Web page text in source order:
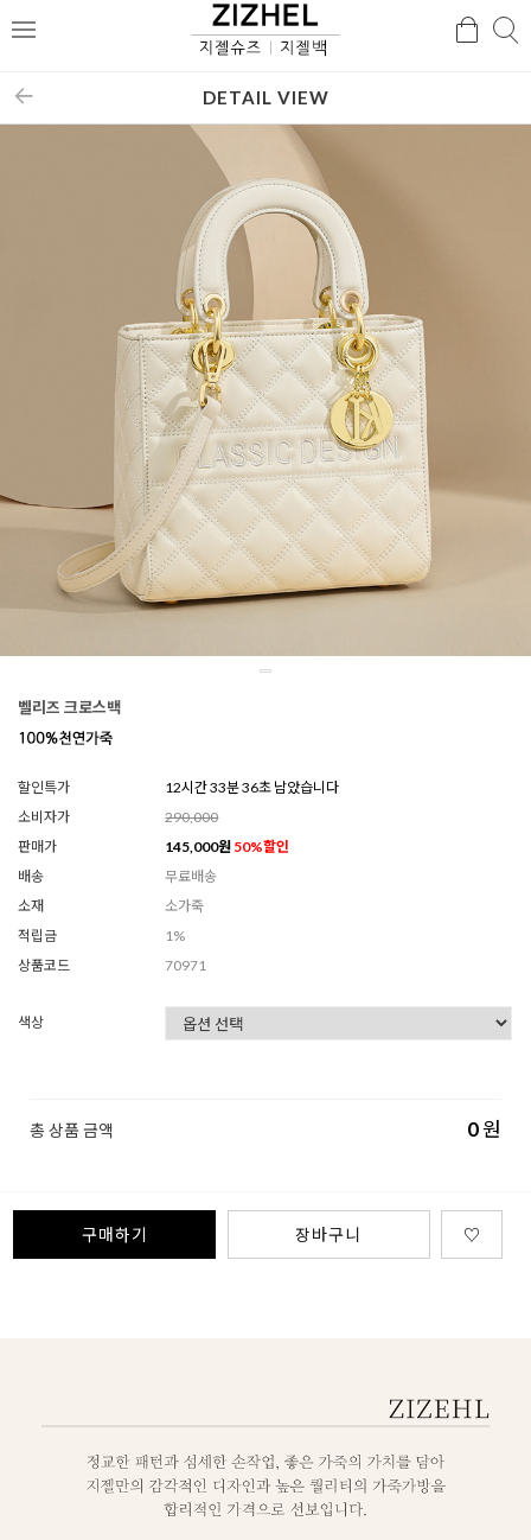
메
검
DETAIL VIEW
벨리즈 크로스백
할인특가
12시간 33분 34초 남았습니다
소비자가
290,000
판매가
145,000원 50%할인
배송
무료배송
소재
소가죽
적립금
1%
상품코드
70971
색상
총 상품 금액 0원
구매하기 장바구니 ♡